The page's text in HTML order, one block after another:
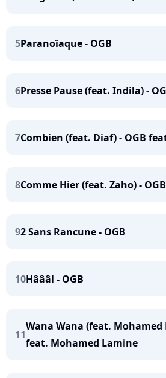
5Paranoïaque - OGB
6Presse Pause (feat. Indila) -
7Combien (feat. Diaf) - OGB
8Comme Hier (feat. Zaho) -
92 Sans Rancune - OGB
10Hâââl - OGB
11
Wana Wana (feat. Mohamed
feat. Mohamed Lamine